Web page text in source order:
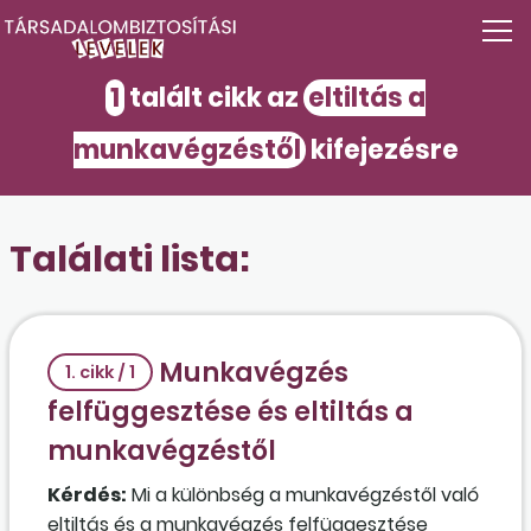
1 talált cikk az eltiltás a
munkavégzéstőlkifejezésre
Találati lista:
1. cikk / 1
Munkavégzés
felfüggesztése és eltiltás a
munkavégzéstől
Kérdés: Mi a különbség a munkavégzéstől való
eltiltás és a munkavégzés felfüggesztése